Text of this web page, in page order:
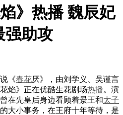
》热播 魏辰妃
强助攻
《春花厌》，由刘学义、吴谨言
焰》正在优酷生花剧场热播。演
在先皇后身边看顾着景王和太子
的大小事务，在王府十年等待，是